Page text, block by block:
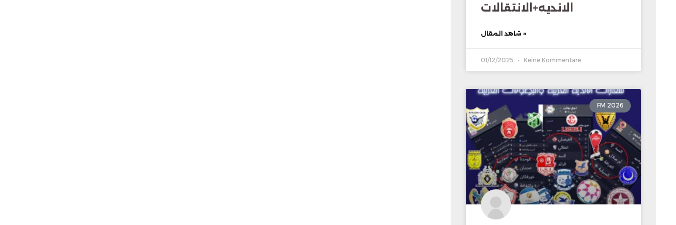
الانديه+الانتقالات
شاهد المقال »
01/12/2025 Keine Kommentare
FM 2026